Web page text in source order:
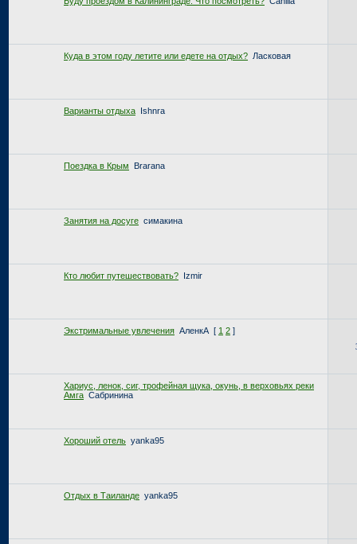
Куда в этом году летите или едете на отдых? Ласковая
Варианты отдыха Ishnra
Поездка в Крым Brarana
Занятия на досуге симакина
Кто любит путешествовать? Izmir
Экстримальные увлечения АленкА [ 1 2 ]
Хариус, ленок, сиг, трофейная щука, окунь, в верховьях реки
Амга Сабринина
Хороший отель yanka95
Отдых в Таиланде yanka95